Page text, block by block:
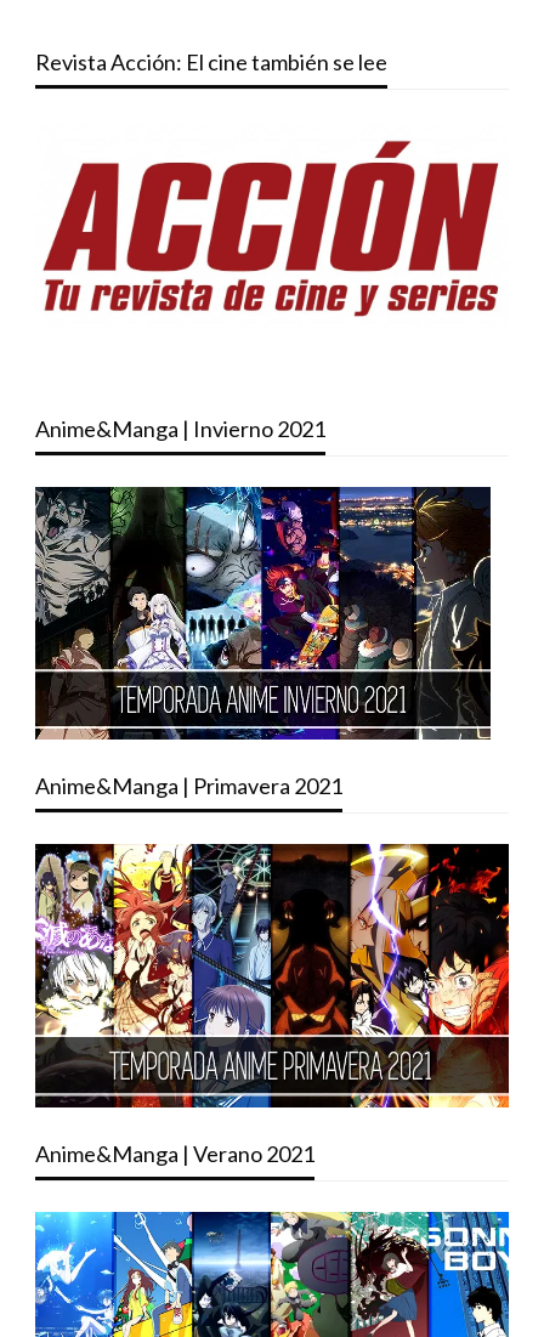
Revista Acción: El cine también se lee
Anime&Manga | Invierno 2021
Anime&Manga | Primavera 2021
Anime&Manga | Verano 2021